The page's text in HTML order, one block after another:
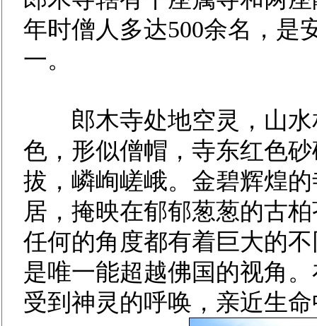
年时僧人多达500余名，是
一。
郎木寺处地空灵，山水
色，形似僧帽，寺东红色
拔，嶙峋嵯峨。金碧辉煌
居，掩映在郁郁葱葱的古
任何的角度都有着巨大的
是唯一能超越佛国的视角
受到神灵的呼唤，亲近生